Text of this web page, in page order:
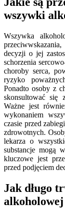
wszywki
Wszywka
decyzji o jej
schorzenia
choroby serca,
ryzyko
Ponadto osoby z
skonsultować się
Ważne jest
wykonaniem
czasie przed
zdrowotnych.
lekarza o
substancje mogą
kluczowe jest
przed podjęciem
Jak długo
alkoholowej